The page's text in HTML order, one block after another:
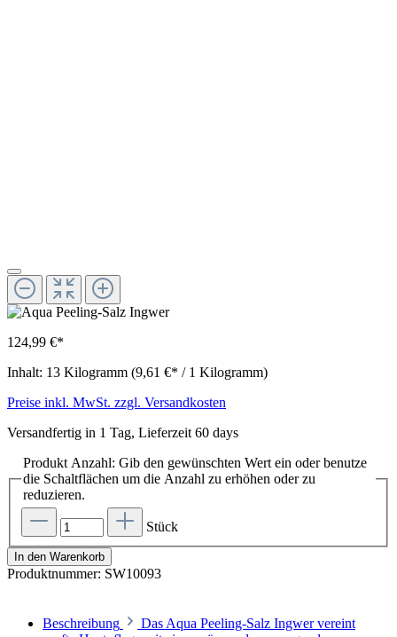
124,99 €*
Inhalt: 13 Kilogramm (9,61 €* / 1 Kilogramm)
Preise inkl. MwSt. zzgl. Versandkosten
Versandfertig in 1 Tag, Lieferzeit 60 days
Produkt Anzahl: Gib den gewünschten Wert ein oder benutze
die Schaltflächen um die Anzahl zu erhöhen oder zu
reduzieren.
Stück
In den Warenkorb
Produktnummer: SW10093
Beschreibung
Das Aqua Peeling-Salz Ingwer vereint